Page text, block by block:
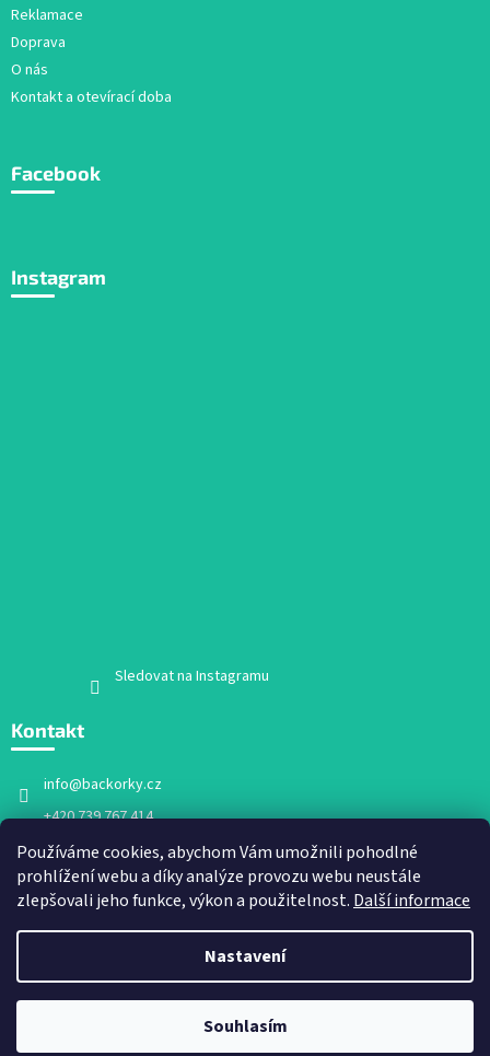
Používáme cookies, abychom Vám umožnili pohodlné
prohlížení webu a díky analýze provozu webu neustále
zlepšovali jeho funkce, výkon a použitelnost. Další informace
Nastavení
Souhlasím
Reklamace
Doprava
O nás
Kontakt a otevírací doba
Facebook
Instagram
Sledovat na Instagramu
Kontakt
info@backorky.cz
+420 739 767 414
Facebook
backorky.cz
Vytvořil Shoptet
Bačkorky.cz. Všechna práva vyhrazena.